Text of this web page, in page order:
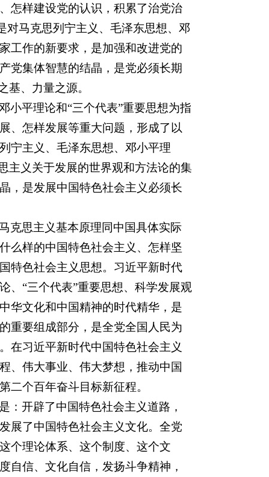
怎样建设党的认识，积累了治党治
对马克思列宁主义、毛泽东思想、邓
工作的新要求，是加强和改进党的
党集体智慧的结晶，是党必须长期
基、力量之源。
小平理论和“三个代表”重要思想为指
、怎样发展等重大问题，形成了以
宁主义、毛泽东思想、邓小平理
主义关于发展的世界观和方法论的集
，是发展中国特色社会主义必须长
克思主义基本原理同中国具体实际
么样的中国特色社会主义、怎样坚
特色社会主义思想。习近平新时代
、“三个代表”重要思想、科学发展观
华文化和中国精神的时代精华，是
重要组成部分，是全党全国人民为
在习近平新时代中国特色社会主义
、伟大事业、伟大梦想，推动中国
二个百年奋斗目标新征程。
：开辟了中国特色社会主义道路，
展了中国特色社会主义文化。全党
个理论体系、这个制度、这个文
自信、文化自信，发扬斗争精神，